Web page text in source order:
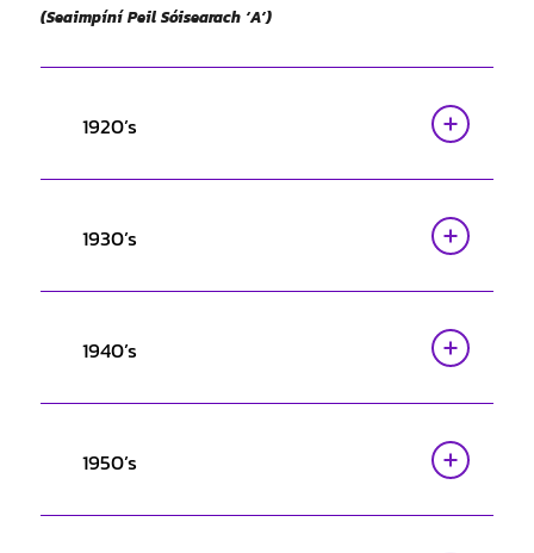
(Seaimpíní Peil Sóisearach ‘A’)
1920’s
1930’s
1940’s
1950’s